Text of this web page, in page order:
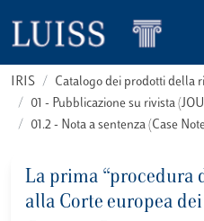
IRIS
Catalogo dei prodotti della
01 - Pubblicazione su rivista
01.2 - Nota a sentenza (Case
La prima “procedura
alla Corte europea